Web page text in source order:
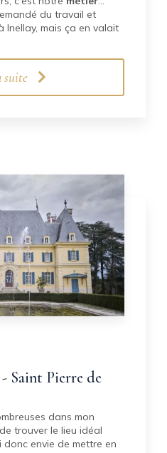
du travail et
Inellay, mais ça en valait
suite
Saint Pierre de
dans mon
trouver le lieu idéal
donc envie de mettre en